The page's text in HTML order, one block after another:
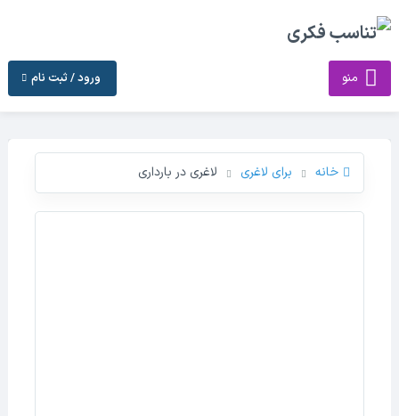
منو ورود / ثبت نام
خانه برای لاغری لاغری در بارداری